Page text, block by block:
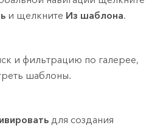
и щелкните Из шаблона.
и фильтрацию по галерее,
шаблоны.
для создания